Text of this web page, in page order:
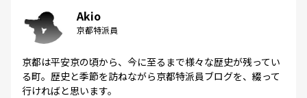
Akio
京都特派員
京都は平安京の頃から、今に至るまで様々な歴史が残ってい
る町。歴史と季節を訪ねながら京都特派員ブログを、綴って
行ければと思います。